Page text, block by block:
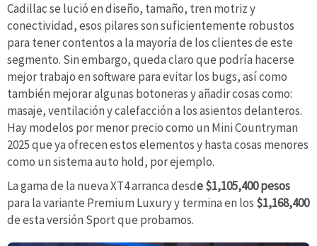
Cadillac se lució en diseño, tamaño, tren motriz y
conectividad, esos pilares son suficientemente robustos
para tener contentos a la mayoría de los clientes de este
segmento. Sin embargo, queda claro que podría hacerse
mejor trabajo en software para evitar los bugs, así como
también mejorar algunas botoneras y añadir cosas como:
masaje, ventilación y calefacción a los asientos delanteros.
Hay modelos por menor precio como un Mini Countryman
2025 que ya ofrecen estos elementos y hasta cosas menores
como un sistema auto hold, por ejemplo.
La gama de la nueva XT4 arranca desde $1,105,400 pesos
para la variante Premium Luxury y termina en los $1,168,400
de esta versión Sport que probamos.